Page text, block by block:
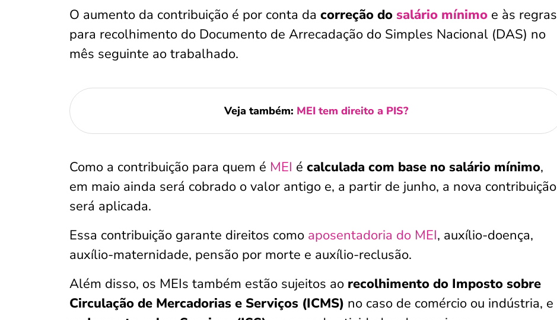
O aumento da contribuição é por conta da correção do salário mínimo e às regras
para recolhimento do Documento de Arrecadação do Simples Nacional (DAS) no
mês seguinte ao trabalhado.
Veja também: MEI tem direito a PIS?
Como a contribuição para quem é MEI é calculada com base no salário mínimo,
em maio ainda será cobrado o valor antigo e, a partir de junho, a nova contribuição
será aplicada.
Essa contribuição garante direitos como aposentadoria do MEI, auxílio-doença,
auxílio-maternidade, pensão por morte e auxílio-reclusão.
Além disso, os MEIs também estão sujeitos ao recolhimento do Imposto sobre
Circulação de Mercadorias e Serviços (ICMS) no caso de comércio ou indústria, e